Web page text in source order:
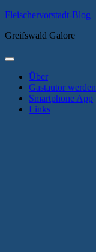
Zum
springen
Fleischervorstadt-Blog
Greifswald Galore
Primäres
Über
Gastautor werden
Smartphone App
Links